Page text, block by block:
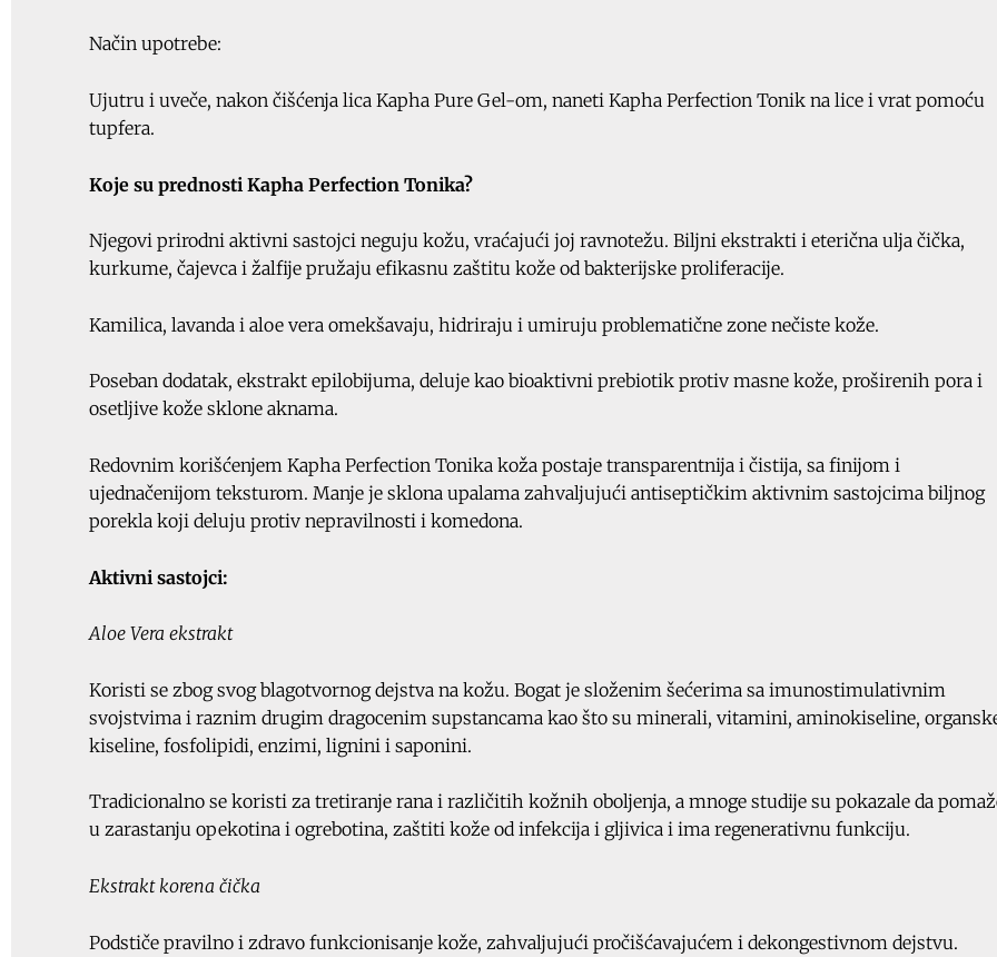
Način upotrebe:
Ujutru i uveče, nakon čišćenja lica Kapha Pure Gel-om, naneti Kapha Perfection Tonik na lice i vrat pomoću
tupfera.
Koje su prednosti Kapha Perfection Tonika?
Njegovi prirodni aktivni sastojci neguju kožu, vraćajući joj ravnotežu. Biljni ekstrakti i eterična ulja čička,
kurkume, čajevca i žalfije pružaju efikasnu zaštitu kože od bakterijske proliferacije.
Kamilica, lavanda i aloe vera omekšavaju, hidriraju i umiruju problematične zone nečiste kože.
Poseban dodatak, ekstrakt epilobijuma, deluje kao bioaktivni prebiotik protiv masne kože, proširenih pora i
osetljive kože sklone aknama.
Redovnim korišćenjem Kapha Perfection Tonika koža postaje transparentnija i čistija, sa finijom i
ujednačenijom teksturom. Manje je sklona upalama zahvaljujući antiseptičkim aktivnim sastojcima biljnog
porekla koji deluju protiv nepravilnosti i komedona.
Aktivni sastojci:
Aloe Vera ekstrakt
Koristi se zbog svog blagotvornog dejstva na kožu. Bogat je složenim šećerima sa imunostimulativnim
svojstvima i raznim drugim dragocenim supstancama kao što su minerali, vitamini, aminokiseline,
kiseline, fosfolipidi, enzimi, lignini i saponini.
Tradicionalno se koristi za tretiranje rana i različitih kožnih oboljenja, a mnoge studije su pokazale da
u zarastanju opekotina i ogrebotina, zaštiti kože od infekcija i gljivica i ima regenerativnu funkciju.
Ekstrakt korena čička
Podstiče pravilno i zdravo funkcionisanje kože, zahvaljujući pročišćavajućem i dekongestivnom dejstvu.